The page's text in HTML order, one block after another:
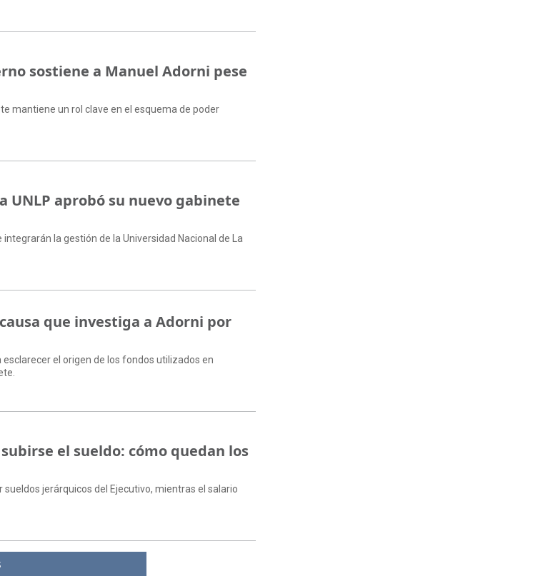
sostiene a Manuel Adorni pese
mantiene un rol clave en el esquema de poder
UNLP aprobó su nuevo gabinete
la gestión de la Universidad Nacional de La
que investiga a Adorni por
el origen de los fondos utilizados en
el sueldo: cómo quedan los
jerárquicos del Ejecutivo, mientras el salario